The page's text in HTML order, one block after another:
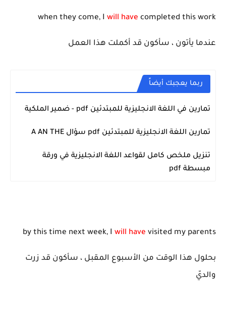
when they come, I will have completed this work
عندما يأتون ، سأكون قد أكملت هذا العمل
ربما يعجبك أيضاً
اللغة الانجليزية
تمارين في اللغة الانجليزية للمبتدئين pdf - ضمير الملكية
اللغة الانجليزية
تمارين اللغة الانجليزية للمبتدئين pdf سؤال A AN THE
اللغة الانجليزية
تنزيل ملخص كامل لقواعد اللغة الانجليزية في ورقة
مبسطة pdf
by this time next week, I will have visited my parents
بحلول هذا الوقت من الأسبوع المقبل ، سأكون قد زرت
والديّ